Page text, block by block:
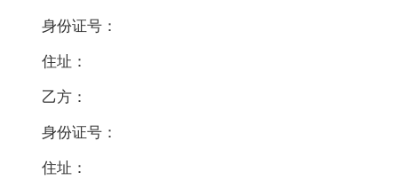
身份证号：
住址：
乙方：
身份证号：
住址：